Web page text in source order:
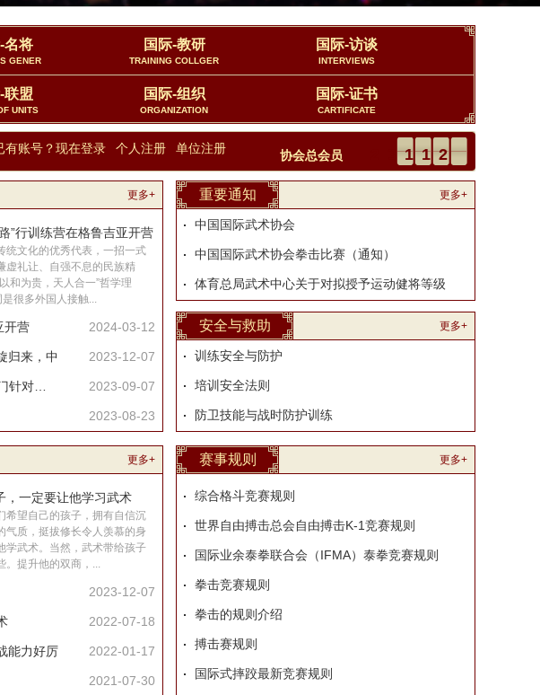
名将
GENER
国际-教研
TRAINING COLLGER
国际-访谈
INTERVIEWS
联盟
UNITS
国际-组织
ORGANIZATION
国际-证书
CARTIFICATE
有账号？现在登录 个人注册 单位注册 协会总会员 23112
更多+
”行训练营在格鲁吉亚开营
统文化的优秀代表，一招一式
虚礼让、自强不息的民族精
和为贵，天人合一”哲学理
是很多外国人接触...
开营 2024-03-12
归来，中 2023-12-07
2023-09-07
2023-08-23
更多+
，一定要让他学习武术
希望自己的孩子，拥有自信沉
气质，挺拔修长令人羡慕的身
学武术。当然，武术带给孩子
。提升他的双商，...
2023-12-07
2022-07-18
能力好厉 2022-01-17
2021-07-30
重要通知 更多+
中国国际武术协会
中国国际武术协会拳击比赛（通知）
体育总局武术中心关于对拟授予运动健将等级
安全与救助 更多+
训练安全与防护
培训安全法则
防卫技能与战时防护训练
赛事规则 更多+
综合格斗竞赛规则
世界自由搏击总会自由搏击K-1竞赛规则
国际业余泰拳联合会（IFMA）泰拳竞赛规则
拳击竞赛规则
拳击的规则介绍
搏击赛规则
国际式摔跤最新竞赛规则